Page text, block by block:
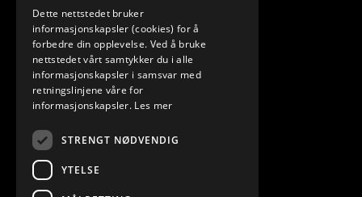
FIAT
HYUNDAI
IVECO
MAN
MERCEDES
NISSAN
OPEL
Dette nettstedet bruker
informasjonskapsler (cookies) for å
forbedre din opplevelse. Ved å bruke
nettstedet vårt samtykker du i alle
informasjonskapsler i samsvar med
retningslinjene våre for
informasjonskapsler. Les mer
STRENGT NØDVENDIG
YTELSE